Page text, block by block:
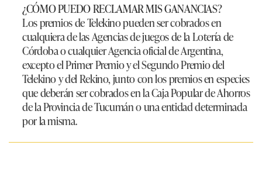
¿CÓMO PUEDO RECLAMAR MIS GANANCIAS?
Los premios de Telekino pueden ser cobrados en
cualquiera de las Agencias de juegos de la Lotería de
Córdoba o cualquier Agencia oficial de Argentina,
excepto el Primer Premio y el Segundo Premio del
Telekino y del Rekino, junto con los premios en especies
que deberán ser cobrados en la Caja Popular de Ahorros
de la Provincia de Tucumán o una entidad determinada
por la misma.